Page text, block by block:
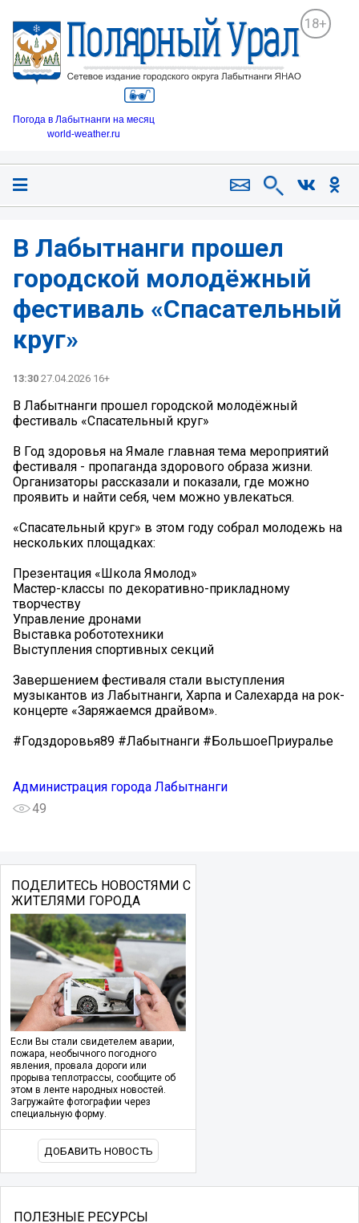
18+
Погода в Лабытнанги на месяц
world-weather.ru
В Лабытнанги прошел
городской молодёжный
фестиваль «Спасательный
круг»
13:30 27.04.2026 16+
В Лабытнанги прошел городской молодёжный
фестиваль «Спасательный круг»
В Год здоровья на Ямале главная тема мероприятий
фестиваля - пропаганда здорового образа жизни.
Организаторы рассказали и показали, где можно
проявить и найти себя, чем можно увлекаться.
«Спасательный круг» в этом году собрал молодежь на
нескольких площадках:
Презентация «Школа Ямолод»
Мастер-классы по декоративно-прикладному
творчеству
Управление дронами
Выставка робототехники
Выступления спортивных секций
Завершением фестиваля стали выступления
музыкантов из Лабытнанги, Харпа и Салехарда на рок-
концерте «Заряжаемся драйвом».
#Годздоровья89 #Лабытнанги #БольшоеПриуралье
Администрация города Лабытнанги
49
ПОДЕЛИТЕСЬ НОВОСТЯМИ С
ЖИТЕЛЯМИ ГОРОДА
Если Вы стали свидетелем аварии,
пожара, необычного погодного
явления, провала дороги или
прорыва теплотрассы, сообщите об
этом в ленте народных новостей.
Загружайте фотографии через
специальную форму.
ДОБАВИТЬ НОВОСТЬ
ПОЛЕЗНЫЕ РЕСУРСЫ